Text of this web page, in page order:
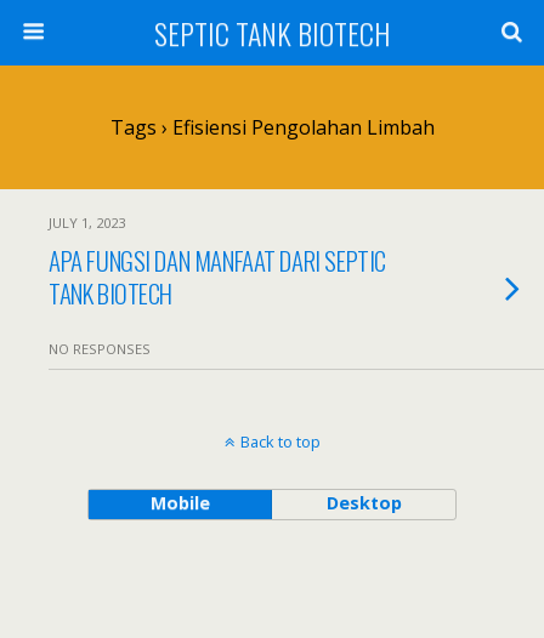
SEPTIC TANK BIOTECH
Tags › Efisiensi Pengolahan Limbah
JULY 1, 2023
APA FUNGSI DAN MANFAAT DARI SEPTIC
TANK BIOTECH
NO RESPONSES
Back to top
Mobile Desktop